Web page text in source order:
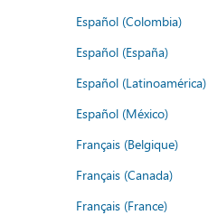
Español (Colombia)
Español (España)
Español (Latinoamérica)
Español (México)
Français (Belgique)
Français (Canada)
Français (France)